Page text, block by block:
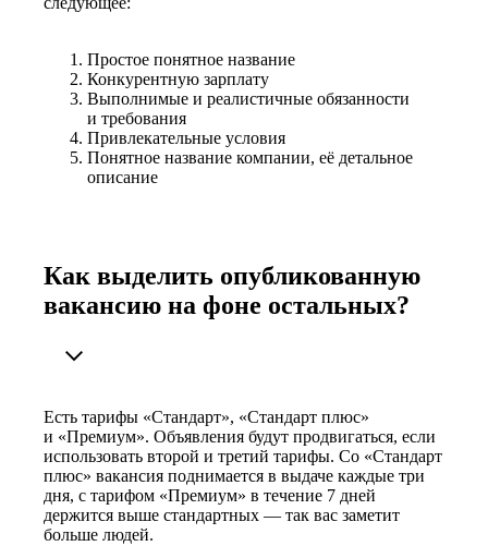
Простое понятное название
Конкурентную зарплату
Выполнимые и реалистичные обязанности
и требования
Привлекательные условия
Понятное название компании, её детальное
описание
Как выделить опубликованную
вакансию на фоне остальных?
Есть тарифы «Стандарт», «Стандарт плюс»
и «Премиум». Объявления будут продвигаться, если
использовать второй и третий тарифы. Со «Стандарт
плюс» вакансия поднимается в выдаче каждые три
дня, с тарифом «Премиум» в течение 7 дней
держится выше стандартных — так вас заметит
больше людей.